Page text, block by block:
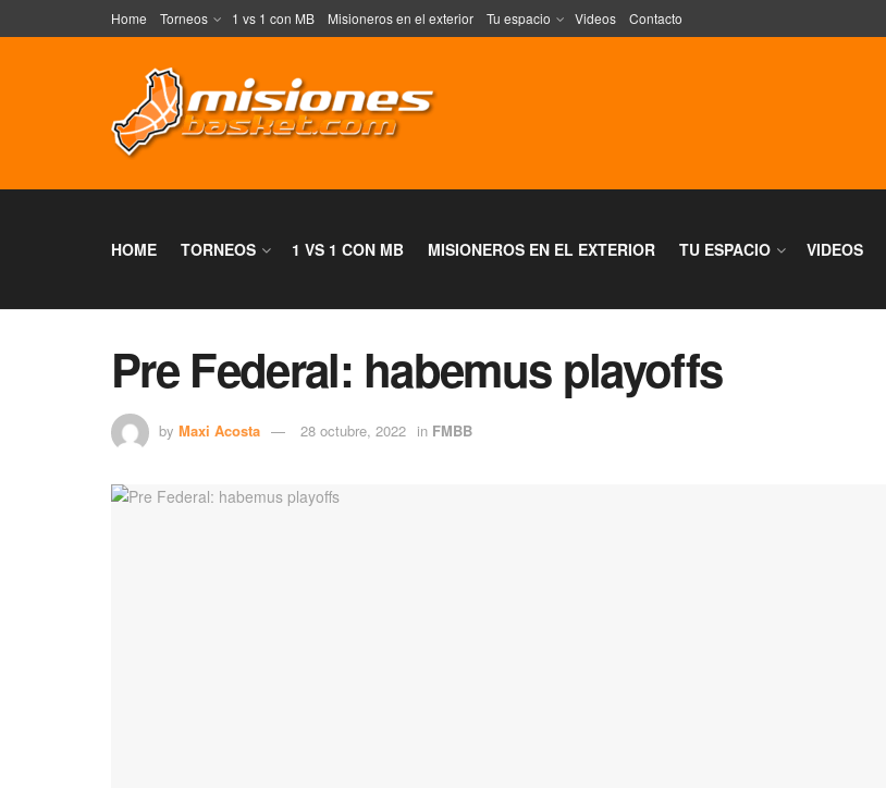
Home Torneos 1 vs 1 con MB Misioneros en el exterior Tu espacio Videos Contacto
HOME TORNEOS 1 VS 1 CON MB MISIONEROS EN EL EXTERIOR TU ESPACIO VIDEOS
Pre Federal: habemus playoffs
by Maxi Acosta 28 octubre, 2022 in FMBB